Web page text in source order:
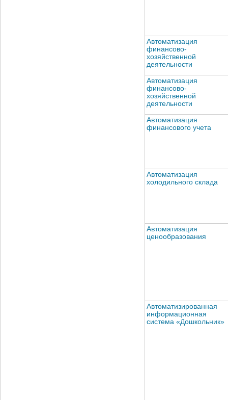
Автоматизация
финансово-
хозяйственной
деятельности
Автоматизация
финансово-
хозяйственной
деятельности
Автоматизация
финансового учета
Автоматизация
холодильного склада
Автоматизация
ценообразования
Автоматизированная
информационная
система «Дошкольник»